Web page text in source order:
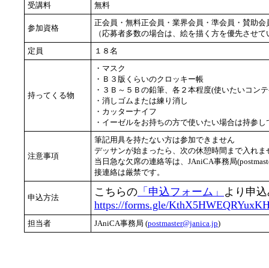
受講料
無料
参加資格
正会員・無料正会員・業界会員・準会員・賛助
（応募者多数の場合は、絵を描く方を優先させ
定員
１８名
持ってくる物
・マスク
・Ｂ３版くらいのクロッキー帳
・３Ｂ～５Ｂの鉛筆、各２本程度(使いたいコン
・消しゴムまたは練り消し
・カッターナイフ
・イーゼルをお持ちの方で使いたい場合は持参し
注意事項
筆記用具を持たない方は参加できません
デッサンが始まったら、次の休憩時間まで入れ
当日急な欠席の連絡等は、JAniCA事務局
接連絡は厳禁です。
申込方法 こちらの 「申込フォーム」 より申
https://forms.gle/
担当者 JAniCA事務局 (postmaster@janica.jp)